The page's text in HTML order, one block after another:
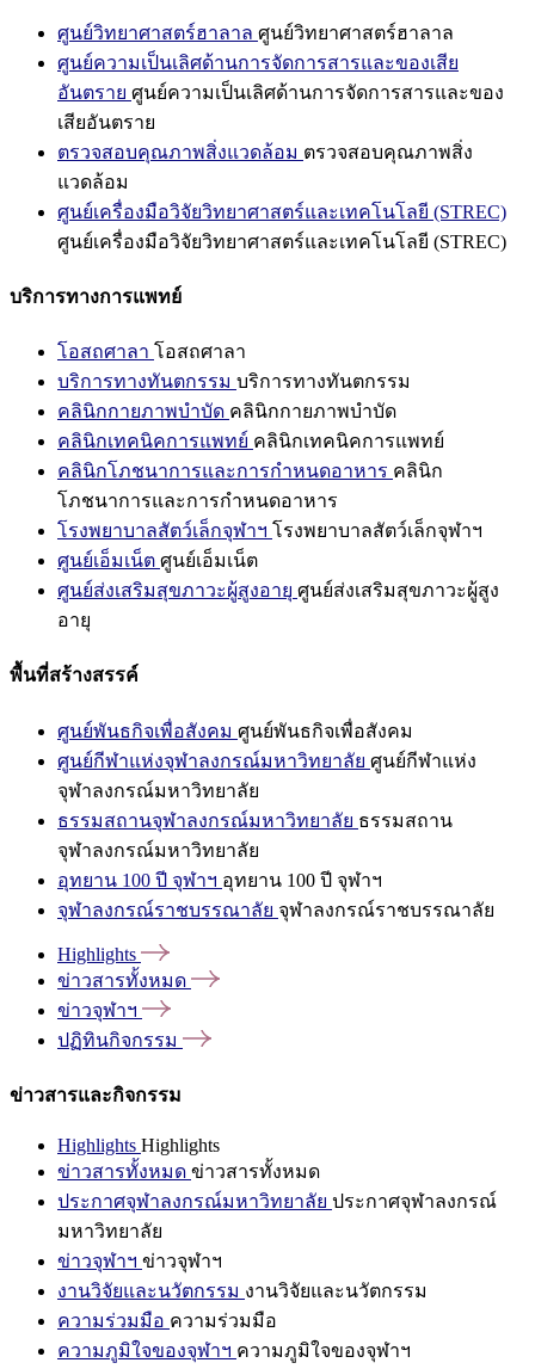
ศูนย์วิทยาศาสตร์ฮาลาล ศูนย์วิทยาศาสตร์ฮาลาล
ศูนย์ความเป็นเลิศด้านการจัดการสารและของเสีย
อันตราย ศูนย์ความเป็นเลิศด้านการจัดการสารและของ
เสียอันตราย
ตรวจสอบคุณภาพสิ่งแวดล้อม ตรวจสอบคุณภาพสิ่ง
แวดล้อม
ศูนย์เครื่องมือวิจัยวิทยาศาสตร์และเทคโนโลยี (STREC)
ศูนย์เครื่องมือวิจัยวิทยาศาสตร์และเทคโนโลยี (STREC)
บริการทางการแพทย์
โอสถศาลา โอสถศาลา
บริการทางทันตกรรม บริการทางทันตกรรม
คลินิกกายภาพบำบัด คลินิกกายภาพบำบัด
คลินิกเทคนิคการแพทย์ คลินิกเทคนิคการแพทย์
คลินิกโภชนาการและการกำหนดอาหาร คลินิก
โภชนาการและการกำหนดอาหาร
โรงพยาบาลสัตว์เล็กจุฬาฯ โรงพยาบาลสัตว์เล็กจุฬาฯ
ศูนย์เอ็มเน็ต ศูนย์เอ็มเน็ต
ศูนย์ส่งเสริมสุขภาวะผู้สูงอายุ ศูนย์ส่งเสริมสุขภาวะผู้สูง
อายุ
พื้นที่สร้างสรรค์
ศูนย์พันธกิจเพื่อสังคม ศูนย์พันธกิจเพื่อสังคม
ศูนย์กีฬาแห่งจุฬาลงกรณ์มหาวิทยาลัย ศูนย์กีฬาแห่ง
จุฬาลงกรณ์มหาวิทยาลัย
ธรรมสถานจุฬาลงกรณ์มหาวิทยาลัย ธรรมสถาน
จุฬาลงกรณ์มหาวิทยาลัย
อุทยาน 100 ปี จุฬาฯ อุทยาน 100 ปี จุฬาฯ
จุฬาลงกรณ์ราชบรรณาลัย จุฬาลงกรณ์ราชบรรณาลัย
Highlights
ข่าวสารทั้งหมด
ข่าวจุฬาฯ
ปฏิทินกิจกรรม
ข่าวสารและกิจกรรม
Highlights Highlights
ข่าวสารทั้งหมด ข่าวสารทั้งหมด
ประกาศจุฬาลงกรณ์มหาวิทยาลัย ประกาศจุฬาลงกรณ์
มหาวิทยาลัย
ข่าวจุฬาฯ ข่าวจุฬาฯ
งานวิจัยและนวัตกรรม งานวิจัยและนวัตกรรม
ความร่วมมือ ความร่วมมือ
ความภูมิใจของจุฬาฯ ความภูมิใจของจุฬาฯ